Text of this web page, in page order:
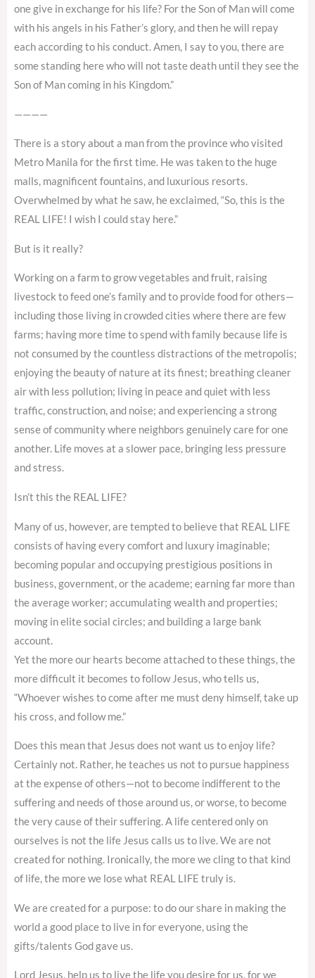
one give in exchange for his life? For the Son of Man will come
with his angels in his Father’s glory, and then he will repay
each according to his conduct. Amen, I say to you, there are
some standing here who will not taste death until they see the
Son of Man coming in his Kingdom.”
————
There is a story about a man from the province who visited
Metro Manila for the first time. He was taken to the huge
malls, magnificent fountains, and luxurious resorts.
Overwhelmed by what he saw, he exclaimed, “So, this is the
REAL LIFE! I wish I could stay here.”
But is it really?
Working on a farm to grow vegetables and fruit, raising
livestock to feed one’s family and to provide food for others—
including those living in crowded cities where there are few
farms; having more time to spend with family because life is
not consumed by the countless distractions of the metropolis;
enjoying the beauty of nature at its finest; breathing cleaner
air with less pollution; living in peace and quiet with less
traffic, construction, and noise; and experiencing a strong
sense of community where neighbors genuinely care for one
another. Life moves at a slower pace, bringing less pressure
and stress.
Isn’t this the REAL LIFE?
Many of us, however, are tempted to believe that REAL LIFE
consists of having every comfort and luxury imaginable;
becoming popular and occupying prestigious positions in
business, government, or the academe; earning far more than
the average worker; accumulating wealth and properties;
moving in elite social circles; and building a large bank
account.
Yet the more our hearts become attached to these things, the
more difficult it becomes to follow Jesus, who tells us,
“Whoever wishes to come after me must deny himself, take up
his cross, and follow me.”
Does this mean that Jesus does not want us to enjoy life?
Certainly not. Rather, he teaches us not to pursue happiness
at the expense of others—not to become indifferent to the
suffering and needs of those around us, or worse, to become
the very cause of their suffering. A life centered only on
ourselves is not the life Jesus calls us to live. We are not
created for nothing. Ironically, the more we cling to that kind
of life, the more we lose what REAL LIFE truly is.
We are created for a purpose: to do our share in making the
world a good place to live in for everyone, using the
gifts/talents God gave us.
Lord Jesus, help us to live the life you desire for us, for we